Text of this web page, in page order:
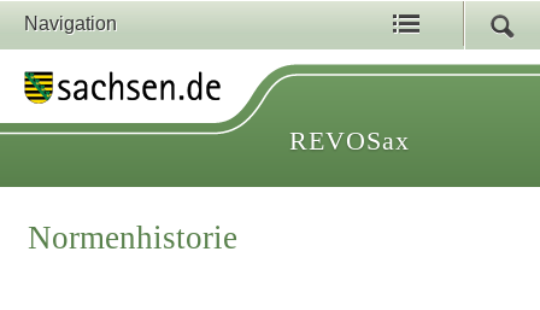
Navigation
REVOSax
Normenhistorie